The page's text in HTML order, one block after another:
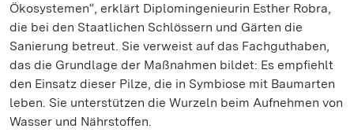
Ökosystemen“, erklärt Diplomingenieurin Esther Robra,
die bei den Staatlichen Schlössern und Gärten die
Sanierung betreut. Sie verweist auf das Fachguthaben,
das die Grundlage der Maßnahmen bildet: Es empfiehlt
den Einsatz dieser Pilze, die in Symbiose mit Baumarten
leben. Sie unterstützen die Wurzeln beim Aufnehmen von
Wasser und Nährstoffen.